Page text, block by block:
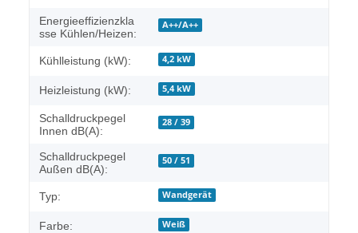
Energieeffizienzkla
sse Kühlen/Heizen:
A++/A++
Kühlleistung (kW): 4,2 kW
Heizleistung (kW): 5,4 kW
Schalldruckpegel
Innen dB(A):
28 / 39
Schalldruckpegel
Außen dB(A):
50 / 51
Typ: Wandgerät
Farbe: Weiß